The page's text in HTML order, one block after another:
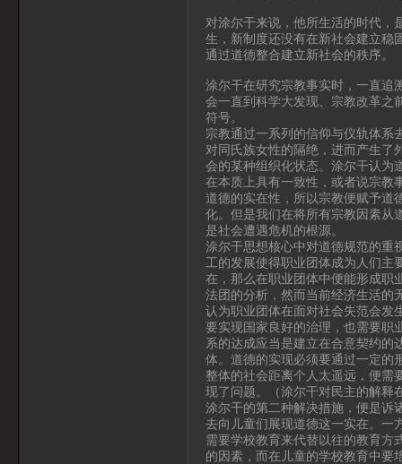
对涂尔干来说，他所生活的时代，
生，新制度还没有在新社会建立稳
通过道德整合建立新社会的秩序。
涂尔干在研究宗教事实时，一直追
会一直到科学大发现、宗教改革之
符号。
宗教通过一系列的信仰与仪轨体系
对同氏族女性的隔绝，进而产生了
会的某种组织化状态。涂尔干认为
在本质上具有一致性，或者说宗教
道德的实在性，所以宗教便赋予道
化。但是我们在将所有宗教因素从
是社会遭遇危机的根源。
涂尔干思想核心中对道德规范的重
工的发展使得职业团体成为人们主
在，那么在职业团体中便能形成职
法团的分析，然而当前经济生活的
认为职业团体在面对社会失范会发
要实现国家良好的治理，也需要职
系的达成应当是建立在合意契约的
体。道德的实现必须要通过一定的
整体的社会距离个人太遥远，便需
现了问题。（涂尔干对民主的解释
涂尔干的第二种解决措施，便是诉
去向儿童们展现道德这一实在。一
需要学校教育来代替以往的教育方
的因素，而在儿童的学校教育中要